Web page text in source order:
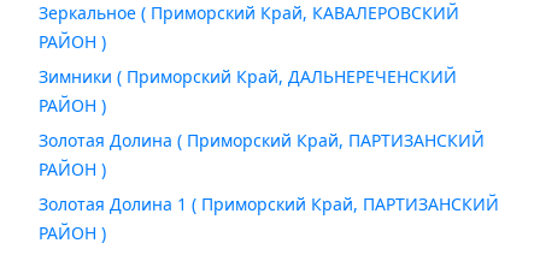
Зеркальное ( Приморский Край, КАВАЛЕРОВСКИЙ
РАЙОН )
Зимники ( Приморский Край, ДАЛЬНЕРЕЧЕНСКИЙ
РАЙОН )
Золотая Долина ( Приморский Край, ПАРТИЗАНСКИЙ
РАЙОН )
Золотая Долина 1 ( Приморский Край, ПАРТИЗАНСКИЙ
РАЙОН )